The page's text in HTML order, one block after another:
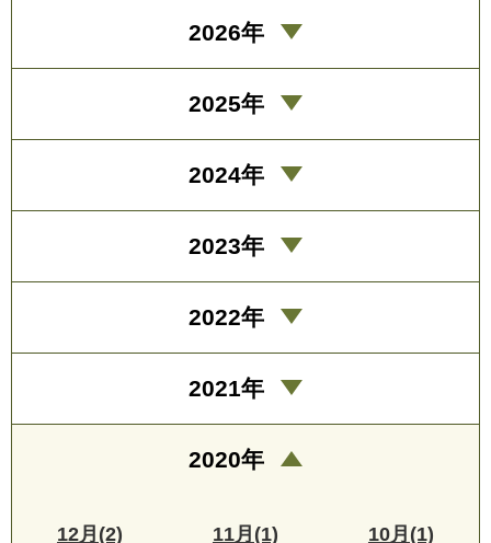
2026年
2025年
2024年
2023年
2022年
2021年
2020年
12月(2) 11月(1) 10月(1)